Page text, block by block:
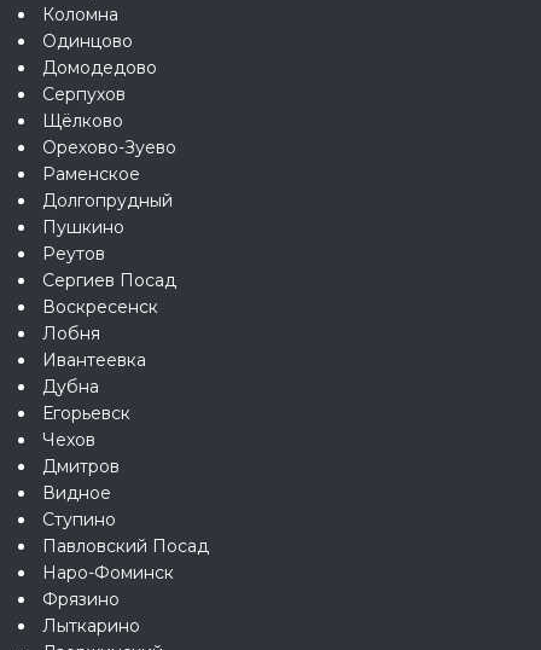
Коломна
Одинцово
Домодедово
Серпухов
Щёлково
Орехово-Зуево
Раменское
Долгопрудный
Пушкино
Реутов
Сергиев Посад
Воскресенск
Лобня
Ивантеевка
Дубна
Егорьевск
Чехов
Дмитров
Видное
Ступино
Павловский Посад
Наро-Фоминск
Фрязино
Лыткарино